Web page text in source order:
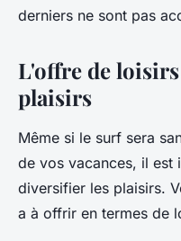
derniers ne sont pas
L'offre de
plaisirs
Même si le surf sera
de vos vacances, il est
diversifier les plaisirs.
a à offrir en termes de